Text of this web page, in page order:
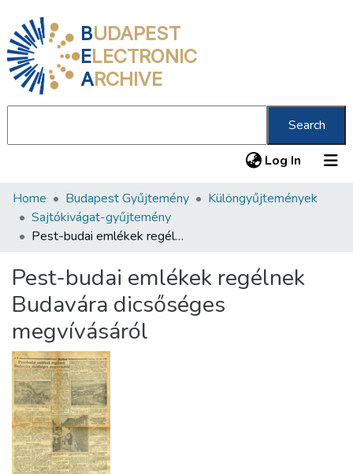
BUDAPEST
ELECTRONIC
ARCHIVE
Search
Log In (current)
Communities & Collections
All of DSpace
About us
Home Budapest Gyűjtemény
Különgyűjtemények
Sajtókivágat-gyűjtemény
Pest-budai emlékek regélnek Budavára dicsőséges megvívásáról
Pest-budai emlékek regélnek
Budavára dicsőséges
megvívásáról